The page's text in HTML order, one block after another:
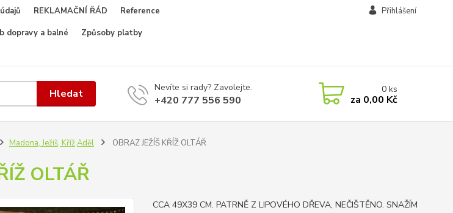
REKLAMAČNÍ ŘÁD
Reference
dopravy a balné
Způsoby platby
Přihlášení
Hledat Nevíte si rady? Zavolejte.
+420 777 556 590
0ks
za 0,00 Kč
Madona, Ježíš, Kříž,Aděl OBRAZ JEŽÍŠ KŘÍŽ OLTÁŘ
OLTÁŘ
CCA 49X39 CM. PATRNĚ Z LIPOVÉHO DŘEVA, NEČIŠTĚNO. SNAŽÍM